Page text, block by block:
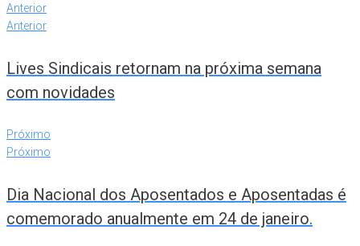
Anterior
Anterior
Lives Sindicais retornam na próxima semana
com novidades
Próximo
Próximo
Dia Nacional dos Aposentados e Aposentadas é
comemorado anualmente em 24 de janeiro.